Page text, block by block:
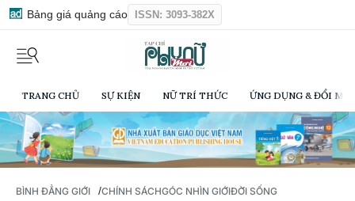
Bảng giá quảng cáo ISSN: 3093-382X
TRANG CHỦ SỰ KIỆN NỮ TRÍ THỨC ỨNG DỤNG & ĐỔI
BÌNH ĐẲNG GIỚI /CHÍNH SÁCHGÓC NHÌN GIỚIĐỜI SỐNG